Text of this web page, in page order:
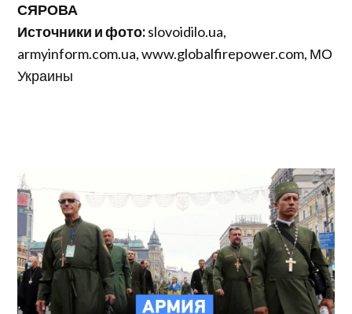
СЯРОВА
Источники и фото:slovoidilo.ua,
armyinform.com.ua, www.globalfirepower.com, МО
Украины